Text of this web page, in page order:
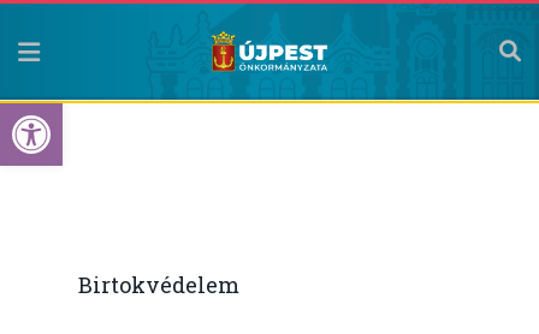
Eszköztár megnyitása
Birtokvédelem